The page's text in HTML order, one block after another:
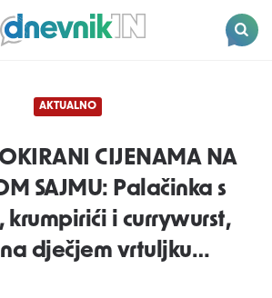
AKTUALNO
CIJENAMA NA
SAJMU: Palačinka s
krumpirići i currywurst,
dječjem vrtuljku…